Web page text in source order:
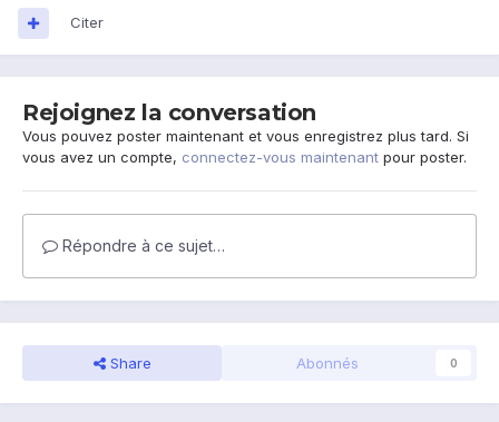
Citer
Rejoignez la conversation
Vous pouvez poster maintenant et vous enregistrez plus tard. Si
vous avez un compte, connectez-vous maintenant pour poster.
Répondre à ce sujet…
Share Abonnés 0